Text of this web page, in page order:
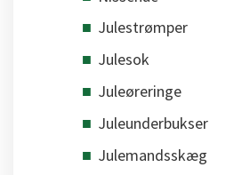
Julestrømper
Julesok
Juleøreringe
Juleunderbukser
Julemandsskæg